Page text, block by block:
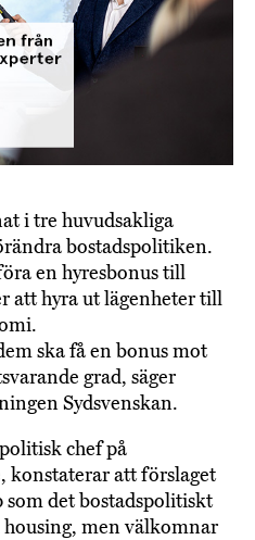
i tre huvudsakliga
bostadspolitiken.
en hyresbonus till
att hyra ut lägenheter till
ska få en bonus mot
grad, säger
Sydsvenskan.
chef på
konstaterar att förslaget
som det bostadspolitiskt
housing, men välkomnar